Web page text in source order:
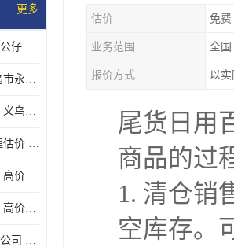
更多
义乌大量长期回收毛绒公仔公司 高价回收库存积压 高价回收 欢迎电话咨询
库存积压处理公司 义乌市永峰贸易商行
尾货库存积压处理电话 义乌市永峰贸易商行
尾货库存积压处理 合理估价 量大量小均可
义乌库存处理回收公司 高价回收库存积压 大量尾货回收
高价收购毛绒玩具公司 高价回收库存积压 回收库存 二手勿扰
义乌库存毛绒玩具收购公司 高价回收库存积压 义乌市永峰贸易商行
估价 免费
业务范围 全国
报价方式 以
尾货日用
商品的过
1. 清仓销
空库存。